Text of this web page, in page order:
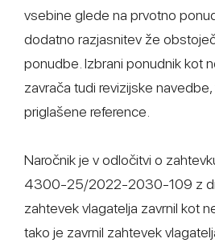
vsebine glede na prvotno
dodatno razjasnitev že
ponudbe. Izbrani ponudnik kot
zavrača tudi revizijske
priglašene reference.
Naročnik je v odločitvi o
4300-25/2022-2030-109 z
zahtevek vlagatelja zavrnil kot
tako je zavrnil zahtevek